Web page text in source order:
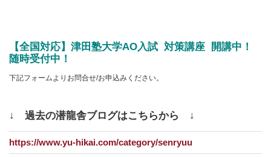
【全国対応】津田塾大学AO入試 対策講座
開講中！
随時受付中！
下記フォームよりお問合せ/お申込みください。
↓ 過去の潜龍舎ブログはこちらから ↓
https://www.yu-hikai.com/category/senryuu